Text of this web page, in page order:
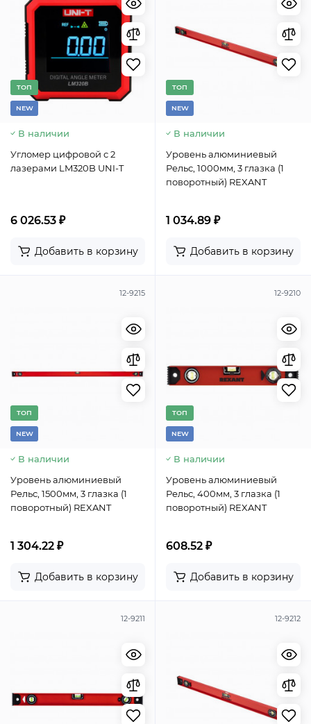
TОП
NEW
В наличии
Угломер цифровой с 2
лазерами LM320B UNI-T
6 026.53 ₽
Добавить в корзину
TОП
NEW
В наличии
Уровень алюминиевый
Рельс, 1000мм, 3 глазка (1
поворотный) REXANT
1 034.89 ₽
Добавить в корзину
12-9215
TОП
NEW
В наличии
Уровень алюминиевый
Рельс, 1500мм, 3 глазка (1
поворотный) REXANT
1 304.22 ₽
Добавить в корзину
12-9210
TОП
NEW
В наличии
Уровень алюминиевый
Рельс, 400мм, 3 глазка (1
поворотный) REXANT
608.52 ₽
Добавить в корзину
12-9211 12-9212